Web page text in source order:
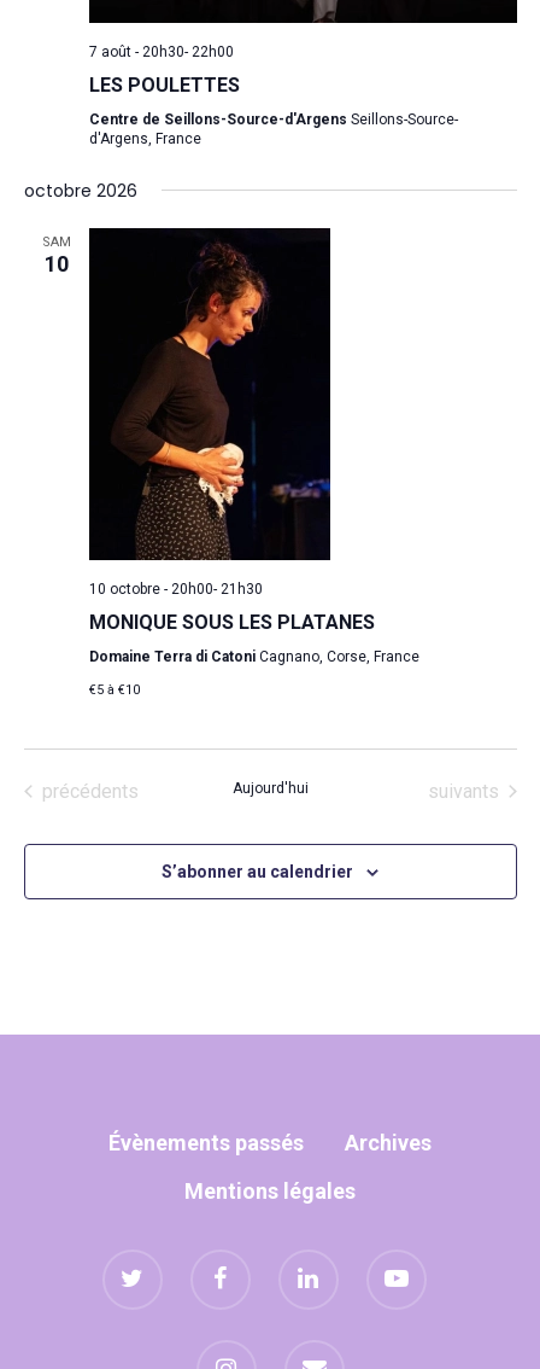
7 août - 20h30- 22h00
LES POULETTES
Centre de Seillons-Source-d'Argens Seillons-Source-
d'Argens, France
octobre 2026
SAM
10
10 octobre - 20h00- 21h30
MONIQUE SOUS LES PLATANES
Domaine Terra di Catoni Cagnano, Corse, France
€5 à €10
Évènements
précédents Aujourd'hui Évènements
suivants
S’abonner au calendrier
Évènements passés
Archives
Mentions légales